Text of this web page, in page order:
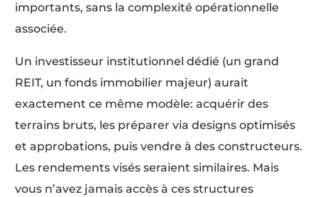
importants, sans la complexité opérationnelle
associée.
Un investisseur institutionnel dédié (un grand
REIT, un fonds immobilier majeur) aurait
exactement ce même modèle: acquérir des
terrains bruts, les préparer via designs optimisés
et approbations, puis vendre à des constructeurs.
Les rendements visés seraient similaires. Mais
vous n’avez jamais accès à ces structures